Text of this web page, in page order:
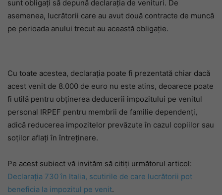
sunt obligați să depună declarația de venituri. De
asemenea, lucrătorii care au avut două contracte de muncă
pe perioada anului trecut au această obligație.
Cu toate acestea, declarația poate fi prezentată chiar dacă
acest venit de 8.000 de euro nu este atins, deoarece poate
fi utilă pentru obținerea deducerii impozitului pe venitul
personal IRPEF pentru membrii de familie dependenți,
adică reducerea impozitelor prevăzute în cazul copiilor sau
soților aflați în întreținere.
Pe acest subiect vă invităm să citiți următorul articol:
Declarația 730 în Italia, scutirile de care lucrătorii pot
beneficia la impozitul pe venit.